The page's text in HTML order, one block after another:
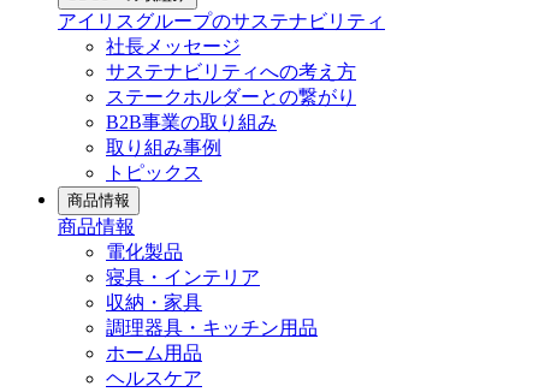
アイリスグループのサステナビリティ
社長メッセージ
サステナビリティへの考え方
ステークホルダーとの繋がり
B2B事業の取り組み
取り組み事例
トピックス
商品情報
商品情報
電化製品
寝具・インテリア
収納・家具
調理器具・キッチン用品
ホーム用品
ヘルスケア